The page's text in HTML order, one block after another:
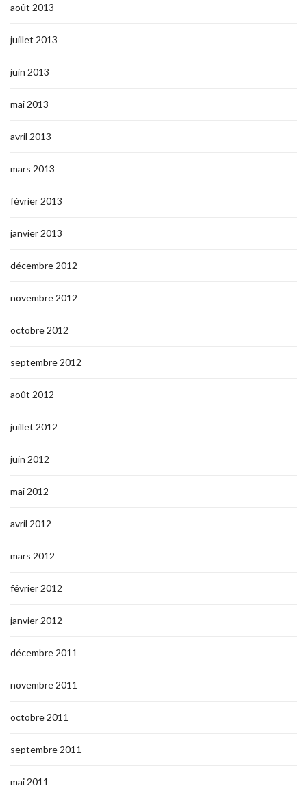
août 2013
juillet 2013
juin 2013
mai 2013
avril 2013
mars 2013
février 2013
janvier 2013
décembre 2012
novembre 2012
octobre 2012
septembre 2012
août 2012
juillet 2012
juin 2012
mai 2012
avril 2012
mars 2012
février 2012
janvier 2012
décembre 2011
novembre 2011
octobre 2011
septembre 2011
mai 2011